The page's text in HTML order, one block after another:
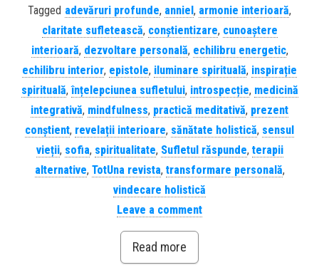
Tagged adevăruri profunde, anniel, armonie interioară,
claritate sufletească, conștientizare, cunoaștere
interioară, dezvoltare personală, echilibru energetic,
echilibru interior, epistole, iluminare spirituală, inspirație
spirituală,înțelepciunea sufletului, introspecție, medicină
integrativă, mindfulness, practică meditativă, prezent
conștient, revelații interioare, sănătate holistică, sensul
vieții, sofia, spiritualitate, Sufletul răspunde, terapii
alternative, TotUna revista, transformare personală,
vindecare holistică
Leave a comment
Read more